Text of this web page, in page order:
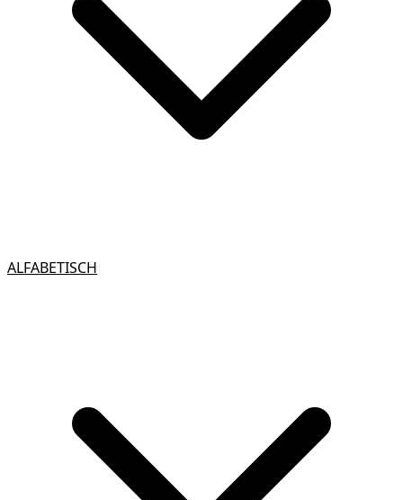
ALFABETISCH